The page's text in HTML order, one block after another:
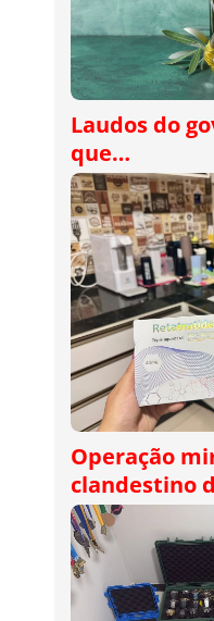
Laudos do
que…
Operação
clandestino